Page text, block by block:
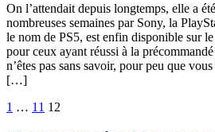
On l’attendait depuis longtemps, elle a
nombreuses semaines par Sony, la
le nom de PS5, est enfin disponible sur
pour ceux ayant réussi à la
n’êtes pas sans savoir, pour peu que
[…]
Pagination
1 … 11 12